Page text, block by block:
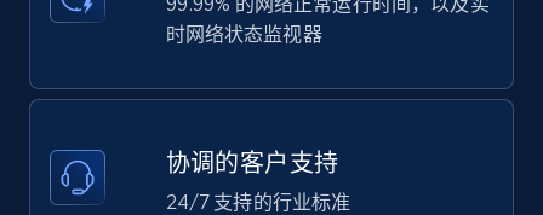
时网络状态监视器
协调的客户支持
24/7 支持的行业标准